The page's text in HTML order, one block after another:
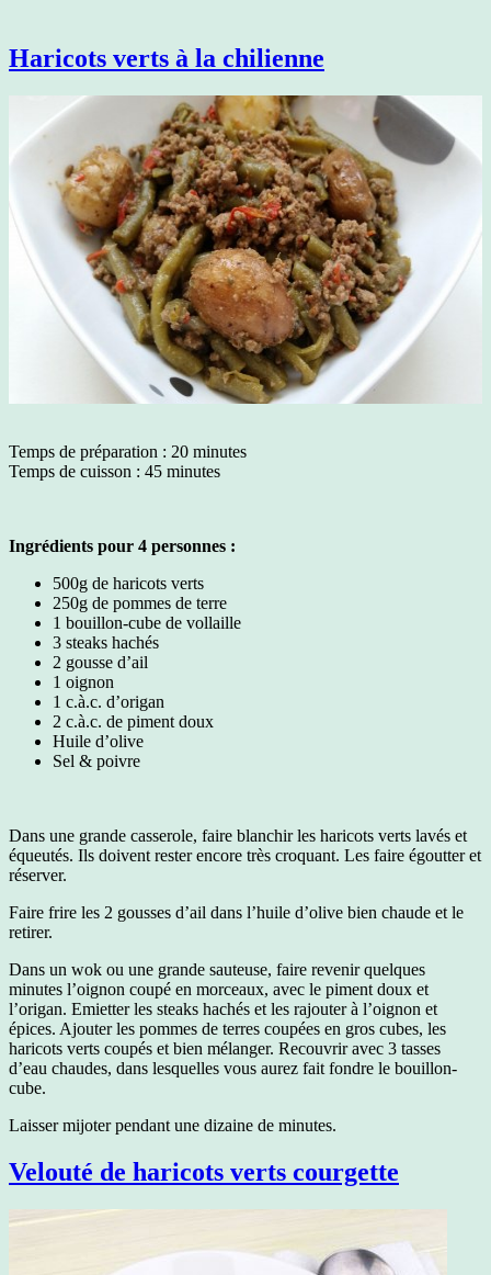
Haricots verts à la chilienne
Temps de préparation : 20 minutes
Temps de cuisson : 45 minutes
Ingrédients pour 4 personnes :
500g de haricots verts
250g de pommes de terre
1 bouillon-cube de vollaille
3 steaks hachés
2 gousse d’ail
1 oignon
1 c.à.c. d’origan
2 c.à.c. de piment doux
Huile d’olive
Sel & poivre
Dans une grande casserole, faire blanchir les haricots verts lavés et
équeutés. Ils doivent rester encore très croquant. Les faire égoutter et
réserver.
Faire frire les 2 gousses d’ail dans l’huile d’olive bien chaude et le
retirer.
Dans un wok ou une grande sauteuse, faire revenir quelques
minutes l’oignon coupé en morceaux, avec le piment doux et
l’origan. Emietter les steaks hachés et les rajouter à l’oignon et
épices. Ajouter les pommes de terres coupées en gros cubes, les
haricots verts coupés et bien mélanger. Recouvrir avec 3 tasses
d’eau chaudes, dans lesquelles vous aurez fait fondre le bouillon-
cube.
Laisser mijoter pendant une dizaine de minutes.
Velouté de haricots verts courgette